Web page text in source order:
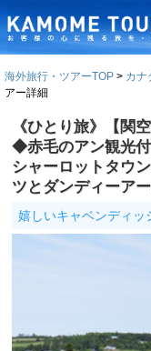
海外旅行・ツアーTOP カナ
アー詳細
《ひとり旅》【関
◆赤毛のアン観光
シャーロットタウ
ツとダンディーア
嬉しいキャベンディッ